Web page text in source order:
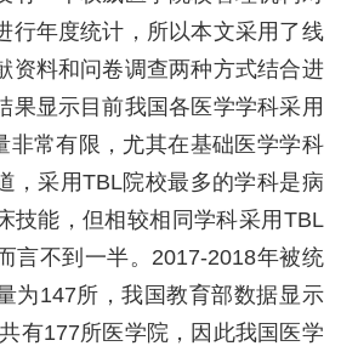
行年度统计，所以本文采用了线
资料和问卷调查两种方式结合进
果显示目前我国各医学学科采用
非常有限，尤其在基础医学学科
，采用TBL院校最多的学科是病
技能，但相较相同学科采用 TBL
言不到一半。 2017-2018年被统
为147所，我国教育部数据显示
有177所医学院，因此我国医学